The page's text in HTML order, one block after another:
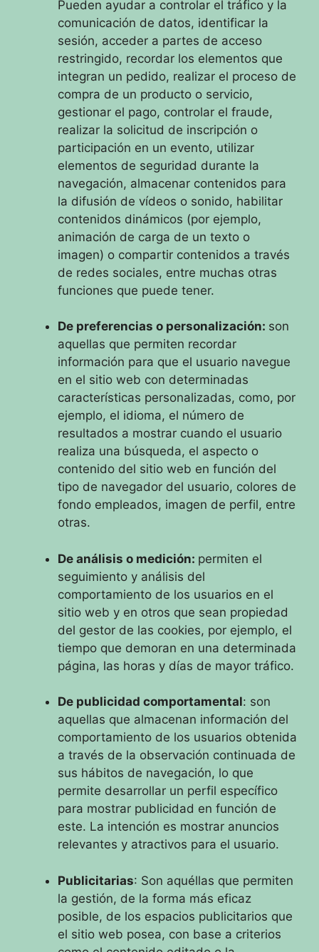
Pueden ayudar a controlar el tráfico y la
comunicación de datos, identificar la
sesión, acceder a partes de acceso
restringido, recordar los elementos que
integran un pedido, realizar el proceso de
compra de un producto o servicio,
gestionar el pago, controlar el fraude,
realizar la solicitud de inscripción o
participación en un evento, utilizar
elementos de seguridad durante la
navegación, almacenar contenidos para
la difusión de vídeos o sonido, habilitar
contenidos dinámicos (por ejemplo,
animación de carga de un texto o
imagen) o compartir contenidos a través
de redes sociales, entre muchas otras
funciones que puede tener.
De preferencias o personalización: son
aquellas que permiten recordar
información para que el usuario navegue
en el sitio web con determinadas
características personalizadas, como, por
ejemplo, el idioma, el número de
resultados a mostrar cuando el usuario
realiza una búsqueda, el aspecto o
contenido del sitio web en función del
tipo de navegador del usuario, colores de
fondo empleados, imagen de perfil, entre
otras.
De análisis o medición: permiten el
seguimiento y análisis del
comportamiento de los usuarios en el
sitio web y en otros que sean propiedad
del gestor de las cookies, por ejemplo, el
tiempo que demoran en una determinada
página, las horas y días de mayor tráfico.
De publicidad comportamental: son
aquellas que almacenan información del
comportamiento de los usuarios obtenida
a través de la observación continuada de
sus hábitos de navegación, lo que
permite desarrollar un perfil específico
para mostrar publicidad en función de
este. La intención es mostrar anuncios
relevantes y atractivos para el usuario.
Publicitarias: Son aquéllas que permiten
la gestión, de la forma más eficaz
posible, de los espacios publicitarios que
el sitio web posea, con base a criterios